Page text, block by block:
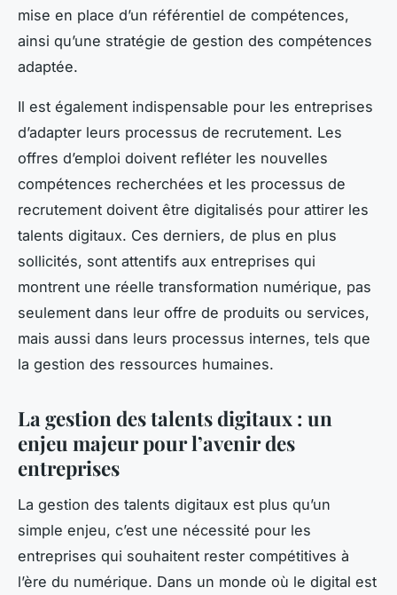
mise en place d’un référentiel de compétences,
ainsi qu’une stratégie de gestion des compétences
adaptée.
Il est également indispensable pour les entreprises
d’adapter leurs processus de recrutement. Les
offres d’emploi doivent refléter les nouvelles
compétences recherchées et les processus de
recrutement doivent être digitalisés pour attirer les
talents digitaux. Ces derniers, de plus en plus
sollicités, sont attentifs aux entreprises qui
montrent une réelle transformation numérique, pas
seulement dans leur offre de produits ou services,
mais aussi dans leurs processus internes, tels que
la gestion des ressources humaines.
La gestion des talents digitaux : un
enjeu majeur pour l’avenir des
entreprises
La gestion des talents digitaux est plus qu’un
simple enjeu, c’est une nécessité pour les
entreprises qui souhaitent rester compétitives à
l’ère du numérique. Dans un monde où le digital est